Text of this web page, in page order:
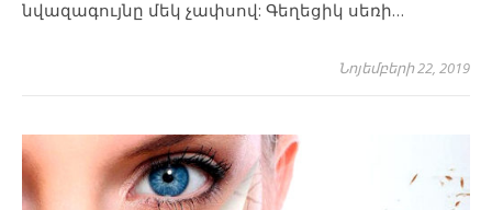
նվազագույնը մեկ չափսով: Գեղեցիկ սեռի…
Նոյեմբերի 22, 2019